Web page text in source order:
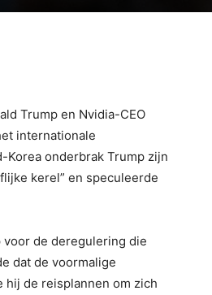
Trump en Nvidia-CEO
internationale
onderbrak Trump zijn
kerel” en speculeerde
de deregulering die
dat de voormalige
hij de reisplannen om zich